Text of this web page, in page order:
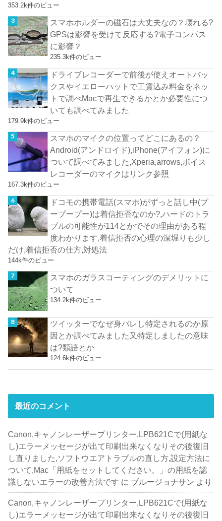
353.2k件のビュー
スマホホルダーの磁石は大丈夫なの？壊れる?
GPSは影響を受けて反応する?電子コンパス
に影響？
235.3k件のビュー
ドライブレコーダーで前後が使えオートバッ
クスやイエローハットで工賃込み料金をネッ
トで調べMacで再生できるかとか必要性につ
いても調べてみました
179.9k件のビュー
スマホのマイクの位置ってどこにあるの？
Android(アンドロイド),iPhone(アイフォン)に
ついて調べてみました,Xperia,arrows,ボイス
レコーダーのマイクはリンク参照
167.3k件のビュー
ドコモの携帯電話(スマホ)がずっと話し中(プ
ープープー)は着信拒否なのか?,ハードのトラ
ブルの可能性が114とかでその理由がある程
度わかります,着信拒否の心理の深堀りも少し
だけ,着信拒否の仕方,対処法
144k件のビュー
スマホのガラスコーティングのデメリットに
ついて
134.2k件のビュー
ツイッターでなぜ身バレし特定されるのか原
因とか調べてみました又特定しましたの意味
は?類語とか
124.6k件のビュー
最近のコメント
Canon,キャノンレーザープリンター,LPB621Cで(用紙な
し)エラーメッセージが出て印刷出来なくなりその後復旧
し直りました,ソフトウエアトラブルの直し方,設定方法に
ついて,Mac「用紙をセットしてください。」の用紙を認
識しないエラーの改善方法です に ブルージョナサン より
Canon,キャノンレーザープリンター,LPB621Cで(用紙な
し)エラーメッセージが出て印刷出来なくなりその後復旧